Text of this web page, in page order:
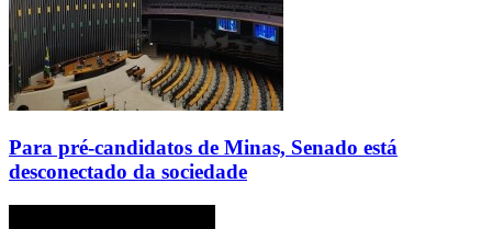
Para pré-candidatos de Minas, Senado está
desconectado da sociedade